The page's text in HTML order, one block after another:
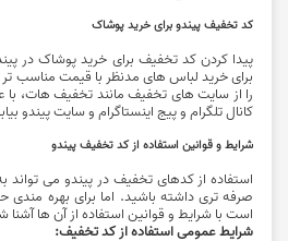
کد تخفیف پیندو برای خرید پوشاک
پیدا کردن کد تخفیف برای خرید پوشاک در
برای خرید لباس ‌های مدنظر با قیمت مناسب
را از سایت های تخفیف مانند تخفیف هات، با
کانال تلگرام و پیج اینستاگرام و سایت پیندو
شرایط و قوانین استفاده از کد تخفیف پیندو
استفاده از کدهای تخفیف در پیندو می
صرفه ‌تری داشته باشید. اما برای بهره‌ مندی
است با شرایط و قوانین استفاده از آن‌ ها آشنا
شرایط عمومی استفاده از کد تخفیف: